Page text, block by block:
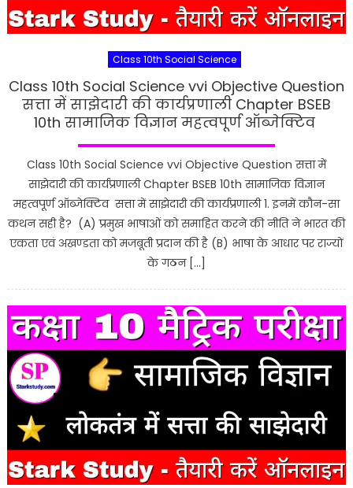
Class 10th Social Science
Class 10th Social Science vvi Objective Question
सत्ता में साझेदारी की कार्यप्रणाली Chapter BSEB
10th सामाजिक विज्ञान महत्वपूर्ण ऑब्जेक्टिव
Class 10th Social Science vvi Objective Question सत्ता में
साझेदारी की कार्यप्रणाली Chapter BSEB 10th सामाजिक विज्ञान
महत्वपूर्ण ऑब्जेक्टिव सत्ता में साझेदारी की कार्यप्रणाली 1. इनमें कौन-सा
कथन सही है? (A) प्रमुख भाषाओं को समाहित करने की नीति ने भारत की
एकता एवं अखण्डता को मजबूती प्रदान की है (B) भाषा के आधार पर राज्यों
के गठन […]